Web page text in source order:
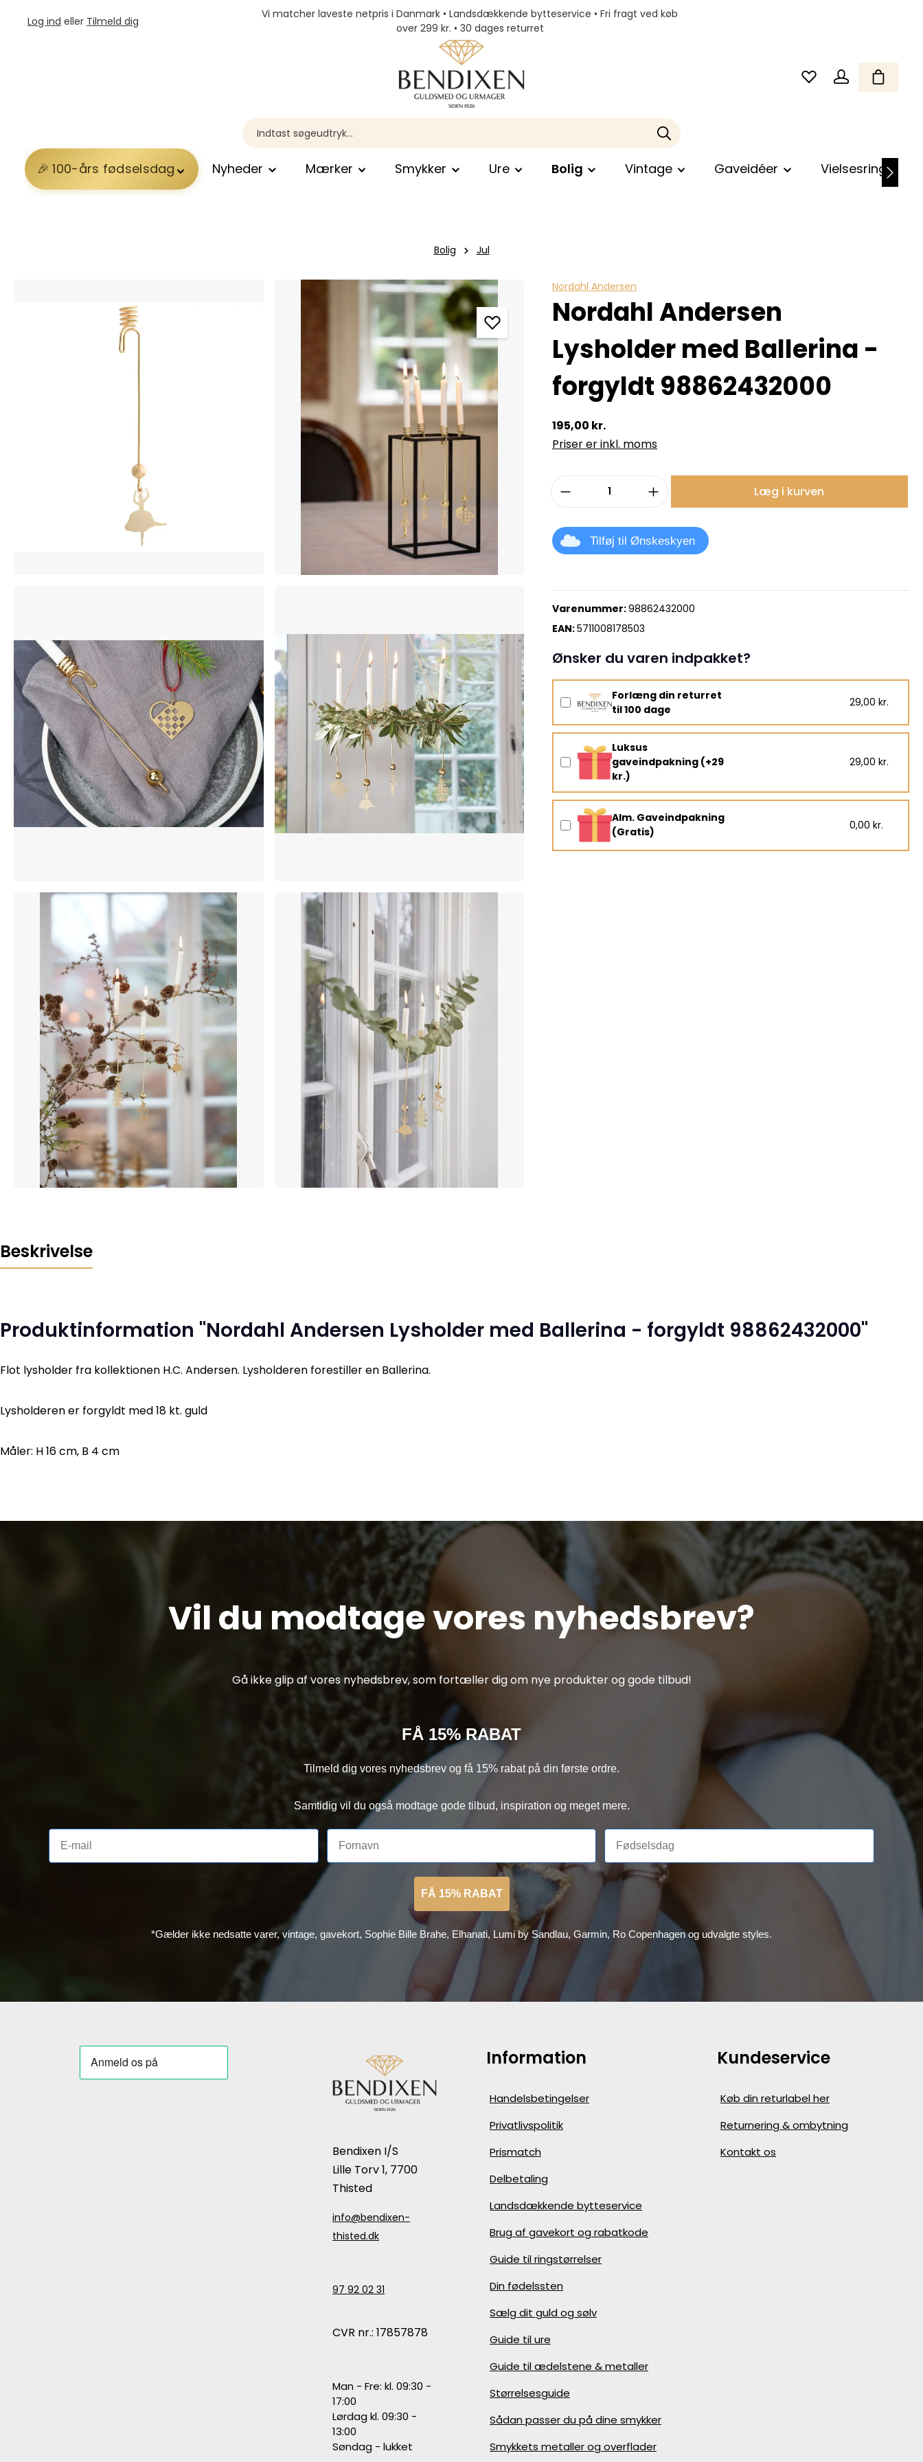
Log ind eller Tilmeld dig
Vi matcher laveste netpris i Danmark • Landsdækkende bytteservice • Fri fragt ved køb
over 299 kr. • 30 dages returret
100-års fødselsdag Nyheder Mærker Smykker Ure Bolig Vintage Gaveidéer Vielsesringe
Bolig Jul
Nordahl Andersen
Nordahl Andersen
Lysholder med Ballerina -
forgyldt 98862432000
195,00 kr.
Priser er inkl. moms
Produktmængde: Indtast det ønskede
Læg i kurven
Tilføj til Ønskeskyen
Varenummer:98862432000
EAN:5711008178503
Ønsker du varen indpakket?
Forlæng din returret
til 100 dage
29,00 kr.
Luksus
gaveindpakning (+29
kr.)
29,00 kr.
Alm. Gaveindpakning
(Gratis)
0,00 kr.
Beskrivelse
Produktinformation "Nordahl Andersen Lysholder med Ballerina - forgyldt 98862432000"
Flot lysholder fra kollektionen H.C. Andersen. Lysholderen forestiller en Ballerina.
Lysholderen er forgyldt med 18 kt. guld
Måler: H 16 cm, B 4 cm
Vil du modtage vores nyhedsbrev?
Gå ikke glip af vores nyhedsbrev, som fortæller dig om nye produkter og gode tilbud!
FÅ 15% RABAT
Tilmeld dig vores nyhedsbrev og få 15% rabat på din første ordre.
Samtidig vil du også modtage gode tilbud, inspiration og meget mere.
FÅ 15% RABAT
*Gælder ikke nedsatte varer, vintage, gavekort, Sophie Bille Brahe, Elhanati, Lumi by Sandlau, Garmin, Ro Copenhagen og udvalgte styles.
Bendixen I/S
Lille Torv 1, 7700
Thisted
info@bendixen-
thisted.dk
97 92 02 31
CVR nr.: 17857878
Man - Fre: kl. 09:30 -
17:00
Lørdag kl. 09:30 -
13:00
Søndag - lukket
Information
Handelsbetingelser
Privatlivspolitik
Prismatch
Delbetaling
Landsdækkende bytteservice
Brug af gavekort og rabatkode
Guide til ringstørrelser
Din fødelssten
Sælg dit guld og sølv
Guide til ure
Guide til ædelstene & metaller
Størrelsesguide
Sådan passer du på dine smykker
Smykkets metaller og overflader
Kundeservice
Køb din returlabel her
Returnering & ombytning
Kontakt os